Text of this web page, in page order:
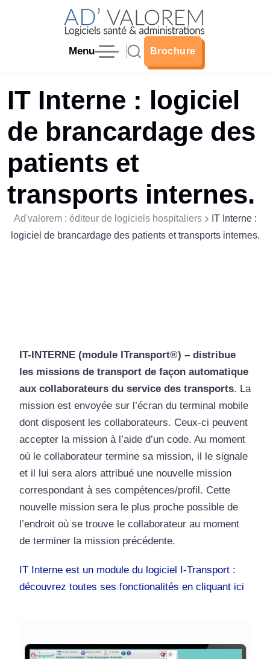
Menu
Brochure
IT Interne : logiciel
de brancardage des
patients et
transports internes.
Ad'valorem : éditeur de logiciels hospitaliers
IT Interne :
logiciel de brancardage des patients et transports internes.
IT-INTERNE (module ITransport®) – distribue
les missions de transport de façon automatique
aux collaborateurs du service des transports. La
mission est envoyée sur l’écran du terminal mobile
dont disposent les collaborateurs. Ceux-ci peuvent
accepter la mission à l’aide d’un code. Au moment
où le collaborateur termine sa mission, il le signale
et il lui sera alors attribué une nouvelle mission
correspondant à ses compétences/profil. Cette
nouvelle mission sera le plus proche possible de
l’endroit où se trouve le collaborateur au moment
de terminer la mission précédente.
IT Interne est un module du logiciel I-Transport :
découvrez toutes ses fonctionalités en cliquant ici